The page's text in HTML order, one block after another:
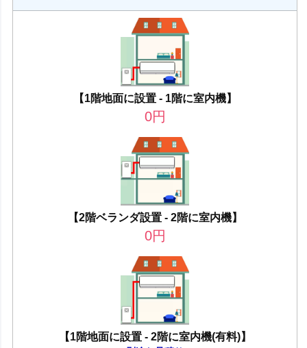
【1階地面に設置 - 1階に室内機】
0円
【2階ベランダ設置 - 2階に室内機】
0円
【1階地面に設置 - 2階に室内機(有料)】